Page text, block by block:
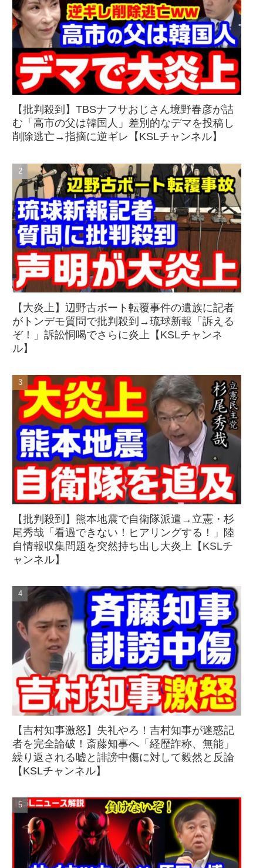
【批判殺到】TBSナフサおじさん境野春彦が詰
む「高市の父は韓国人」差別的なデマを投稿し
削除逃亡→指摘に逆ギレ【KSLチャンネル】
【大炎上】辺野古ボート転覆事件の遺族に記者
がトンデモ質問で批判殺到→琉球新報「訴える
ぞ！」訴訟恫喝でさらに炎上【KSLチャンネ
ル】
【批判殺到】熊本地震で自衛隊派遣→立憲・杉
尾秀哉「看過できない！ヒアリングする！」陸
自情報収集問題を突然持ち出し大炎上【KSLチ
ャンネル】
【吉村知事激怒】失礼やろ！吉村知事が迷惑記
者を完全論破！斎藤知事へ「経歴詐称、無能」
繰り返される嘘と誹謗中傷に対して毅然と反論
【KSLチャンネル】